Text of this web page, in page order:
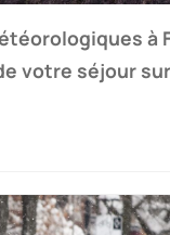
à
votre séjour